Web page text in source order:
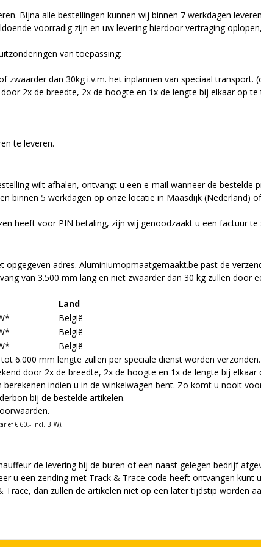
Bijna alle bestellingen kunnen wij binnen 7 werkdagen
voorradig zijn en uw levering hierdoor vertraging
van toepassing:
dan 30kg i.v.m. het inplannen van speciaal transport.
2x de breedte, 2x de hoogte en 1x de lengte bij elkaar op te
te leveren.
wilt afhalen, ontvangt u een e-mail wanneer de bestelde
binnen 5 werkdagen op onze locatie in Maasdijk (Nederland)
heeft voor PIN betaling, zijn wij genoodzaakt u een factuur te
adres. Aluminiumopmaatgemaakt.be past de
van 3.500 mm lang en niet zwaarder dan 30 kg zullen door
Land
België
België
België
6.000 mm lengte zullen per speciale dienst worden
door 2x de breedte, 2x de hoogte en 1x de lengte bij elkaar
indien u in de winkelwagen bent. Zo komt u nooit
bij de bestelde artikelen.
€ 60,- incl. BTW),
de levering bij de buren of een naast gelegen bedrijf
u een zending met Track & Trace code heeft ontvangen kunt
Trace, dan zullen de artikelen niet op een later tijdstip worden